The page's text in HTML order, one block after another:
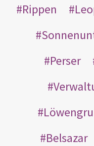
Rippen
Perser
Belsazar